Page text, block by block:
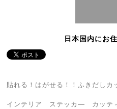
日本国内にお
貼れる！はがせる！！ふきだしカ
インテリア ステッカ― カッテ